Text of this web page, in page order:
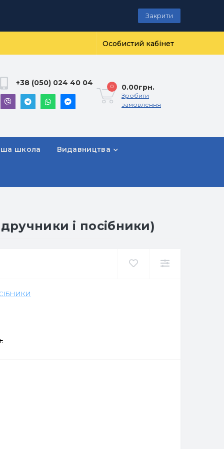
Закрити
Особистий кабінет
+38 (050) 024 40 04 0 0.00грн.
Зробити
замовлення
школа Видавництва
і посібники)